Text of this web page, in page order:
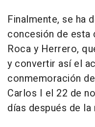
Finalmente, se ha
concesión de esta
Roca y Herrero,
y convertir así el
conmemoración
Carlos I el 22 de
días después de